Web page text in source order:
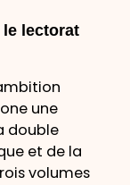
lectorat
une
double
et de la
volumes